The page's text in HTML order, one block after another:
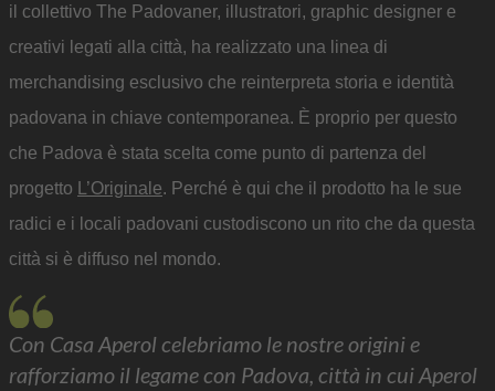
il collettivo The Padovaner, illustratori, graphic designer e
creativi legati alla città, ha realizzato una linea di
merchandising esclusivo che reinterpreta storia e identità
padovana in chiave contemporanea. È proprio per questo
che Padova è stata scelta come punto di partenza del
progetto
L’Originale. Perché è qui che il prodotto ha le sue
radici e i locali padovani custodiscono un rito che da questa
città si è diffuso nel mondo.
Con Casa Aperol celebriamo le nostre origini e
rafforziamo il legame con Padova, città in cui Aperol